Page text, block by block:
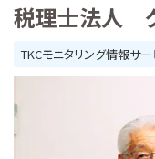
税理士法人
TKCモニタリング情報サ